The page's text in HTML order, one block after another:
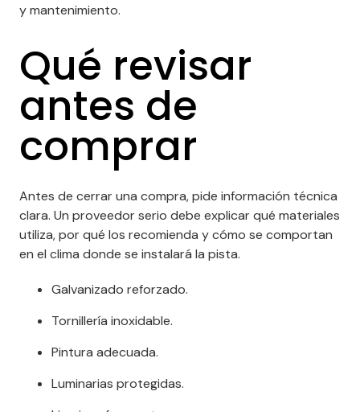
y mantenimiento.
Qué revisar
antes de
comprar
Antes de cerrar una compra, pide información técnica
clara. Un proveedor serio debe explicar qué materiales
utiliza, por qué los recomienda y cómo se comportan
en el clima donde se instalará la pista.
Galvanizado reforzado.
Tornillería inoxidable.
Pintura adecuada.
Luminarias protegidas.